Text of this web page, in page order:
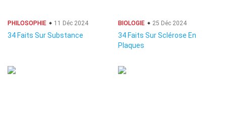
PHILOSOPHIE 11 Déc 2024
34 Faits Sur Substance
BIOLOGIE 25 Déc 2024
34 Faits Sur Sclérose En
Plaques